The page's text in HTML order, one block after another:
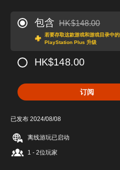
包含 从原价HK$148.00
HK$148.00
若要存取这款游戏和游戏目录中
PlayStation Plus 升级
HK$148.00
订阅
已发布 2024/08/08
离线游玩已启动
1 - 2位玩家